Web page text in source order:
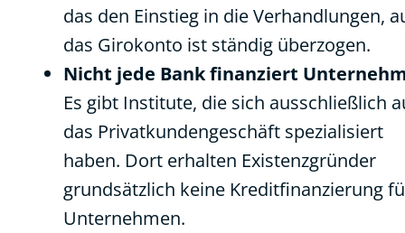
das den Einstieg in die Verhandlungen,
das Girokonto ist ständig überzogen.
Nicht jede Bank finanziert
Es gibt Institute, die sich ausschließlich
das Privatkundengeschäft spezialisiert
haben. Dort erhalten Existenzgründer
grundsätzlich keine Kreditfinanzierung
Unternehmen.